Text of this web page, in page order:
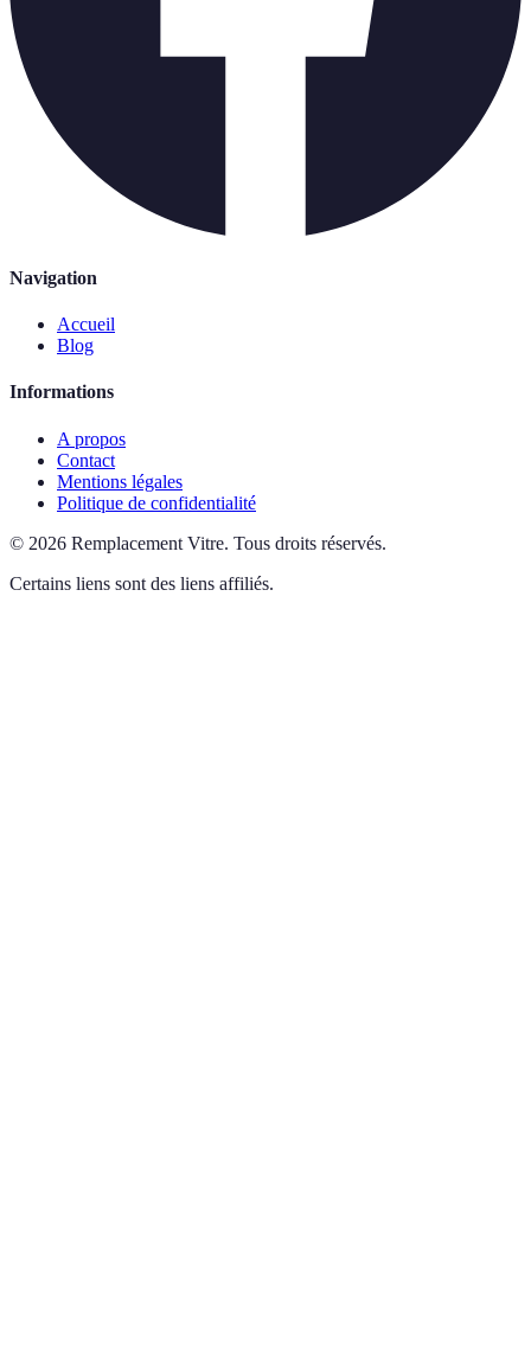
Navigation
Accueil
Blog
Informations
A propos
Contact
Mentions légales
Politique de confidentialité
© 2026 Remplacement Vitre. Tous droits réservés.
Certains liens sont des liens affiliés.